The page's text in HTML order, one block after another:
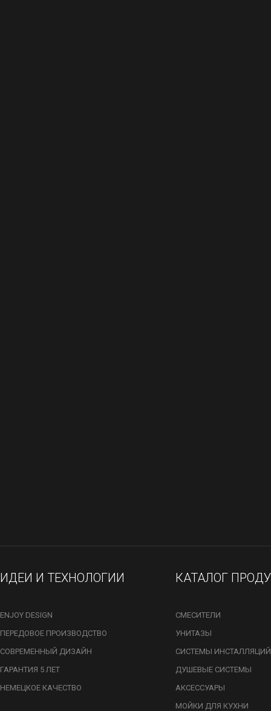
ИДЕИ И ТЕХНОЛОГИИ
ENJOY DESIGN
ПЕРЕДОВОЕ ПРОИЗВОДСТВО
СОВРЕМЕННЫЙ ДИЗАЙН
ГАРАНТИЯ 5 ЛЕТ
НЕМЕЦКОЕ КАЧЕСТВО
КАТАЛОГ
СМЕСИТЕЛИ
УНИТАЗЫ
СИСТЕМЫ ИНСТАЛЛЯЦИЙ
ДУШЕВЫЕ СИСТЕМЫ
АКСЕССУАРЫ
МОЙКИ ДЛЯ КУХНИ